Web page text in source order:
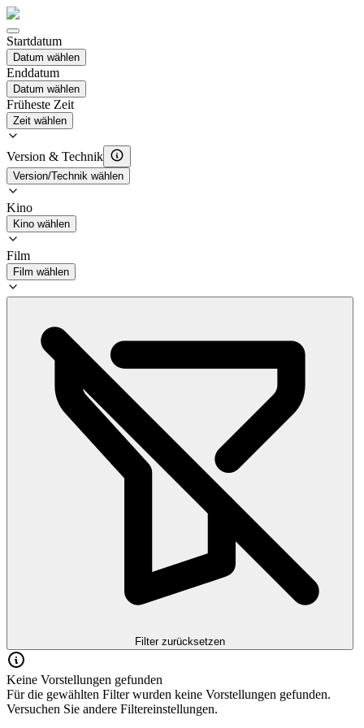
Startdatum
Datum wählen
Enddatum
Datum wählen
Früheste Zeit
Zeit wählen
Version & Technik
Version/Technik wählen
Kino
Kino wählen
Film
Film wählen
Filter zurücksetzen
Keine Vorstellungen gefunden
Für die gewählten Filter wurden keine Vorstellungen gefunden.
Versuchen Sie andere Filtereinstellungen.